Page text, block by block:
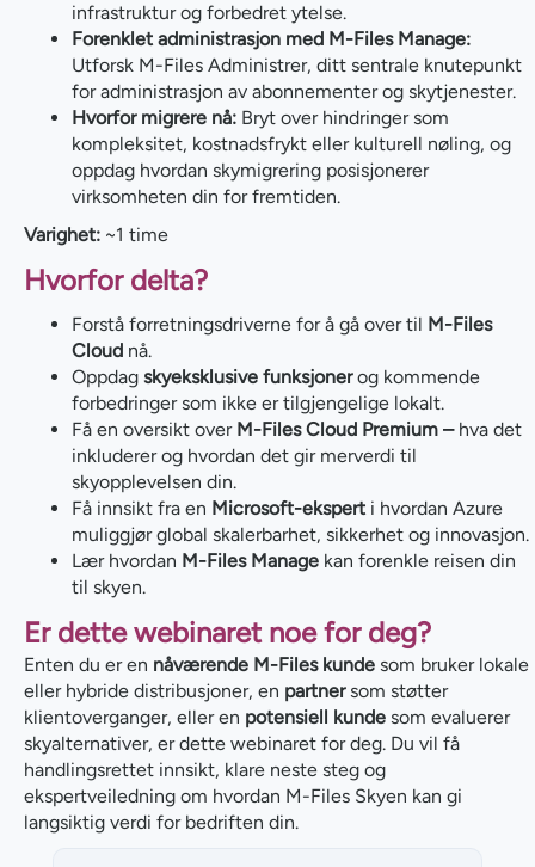
infrastruktur og forbedret ytelse.
Forenklet administrasjon med M-Files Manage:
Utforsk M-Files Administrer, ditt sentrale knutepunkt
for administrasjon av abonnementer og skytjenester.
Hvorfor migrere nå: Bryt over hindringer som
kompleksitet, kostnadsfrykt eller kulturell nøling, og
oppdag hvordan skymigrering posisjonerer
virksomheten din for fremtiden.
Varighet: ~1 time
Hvorfor delta?
Forstå forretningsdriverne for å gå over til M-Files
Cloud nå.
Oppdag skyeksklusive funksjonerog kommende
forbedringer som ikke er tilgjengelige lokalt.
Få en oversikt over M-Files Cloud Premium –hva det
inkluderer og hvordan det gir merverdi til
skyopplevelsen din.
Få innsikt fra en Microsoft-eksperti hvordan Azure
muliggjør global skalerbarhet, sikkerhet og innovasjon.
Lær hvordan M-Files Manage kan forenkle reisen din
til skyen.
Er dette webinaret noe for deg?
Enten du er en nåværende M-Files kunde som bruker lokale
eller hybride distribusjoner, en partnersom støtter
klientoverganger, eller en potensiell kunde som evaluerer
skyalternativer, er dette webinaret for deg. Du vil få
handlingsrettet innsikt, klare neste steg og
ekspertveiledning om hvordan M-Files Skyen kan gi
langsiktig verdi for bedriften din.